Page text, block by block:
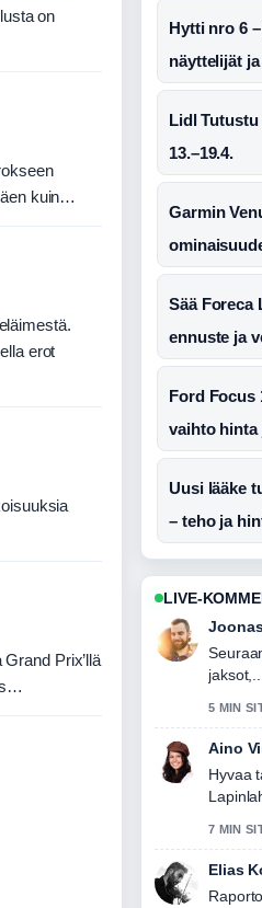
on
kuin…
erot
Prix’llä
Hytti nro 6
näyttelijät
Lidl Tutustu
13.–19.4.
Garmin
Sää Foreca
ennuste ja
Ford Focus
vaihto hinta
Uusi lääke
– teho ja
LIVE-
5 MIN
Aino
Hyvaa
7 MIN
Elias